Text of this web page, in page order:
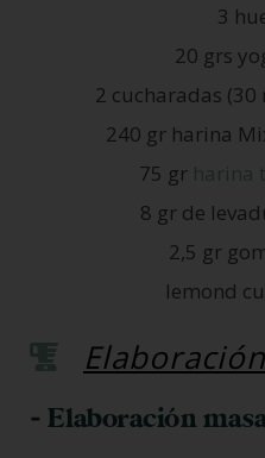
3
20 grs
2 cucharadas
240 gr harina
75 gr harina
8 gr de
2,5 gr
lemond
Elaboración
- Elaboración